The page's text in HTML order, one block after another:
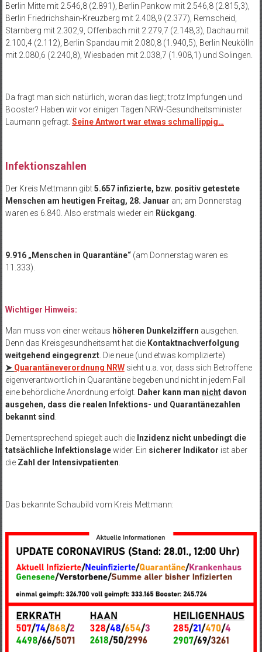
Berlin Mitte mit 2.546,8 (2.891), Berlin Pankow mit 2.546,8 (2.815,3),
Berlin Friedrichshain-Kreuzberg mit 2.408,9 (2.377), Remscheid,
Starnberg mit 2.302,9, Offenbach mit 2.279,7 (2.148,3), Dachau mit
2.100,4 (2.112), Berlin Spandau mit 2.080,8 (1.940,5), Berlin Neukölln
mit 2.080,6 (2.240,8), Wiesbaden mit 2.038,7 (1.908,1) und Solingen.
Da fragt man sich natürlich, woran das liegt; trotz Impfungen und
Booster? Haben wir vor einigen Tagen NRW-Gesundheitsminister
Laumann gefragt. Seine Antwort war etwas schmallippig…
Infektionszahlen
Der Kreis Mettmann gibt5.657 infizierte, bzw. positiv getestete
Menschen am heutigen Freitag, 28. Januar an; am Donnerstag
waren es 6.840. Also erstmals wieder ein Rückgang
9.916 „Menschen in Quarantäne“ (am Donnerstag waren es
11.333).
Wichtiger Hinweis:
Man muss von einer weitaus höheren Dunkelziffern ausgehen.
Denn das Kreisgesundheitsamt hat die Kontaktnachverfolgung
weitgehend eingegrenzt. Die neue (und etwas komplizierte)
➤ Quarantäneverordnung NRWsieht u.a. vor, dass sich Betroffene
eigenverantwortlich in Quarantäne begeben und nicht in jedem Fall
eine behördliche Anordnung erfolgt. Daher kann man nichtdavon
ausgehen, dass die realen Infektions- und Quarantänezahlen
bekannt sind
Dementsprechend spiegelt auch die Inzidenz nicht unbedingt die
tatsächliche Infektionslagewider. Ein sicherer Indikator ist aber
die Zahl der Intensivpatienten
Das bekannte Schaubild vom Kreis Mettmann: